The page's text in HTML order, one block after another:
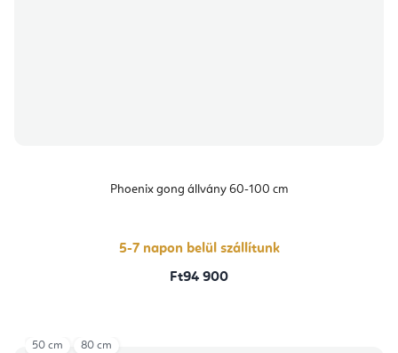
Phoenix gong állvány 60-100 cm
5-7 napon belül szállítunk
Ft94 900
50 cm 80 cm